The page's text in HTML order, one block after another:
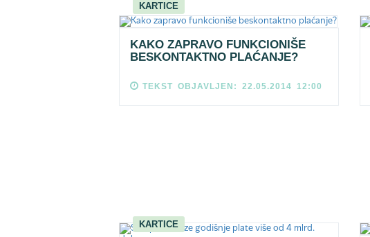
KARTICE
KAKO ZAPRAVO FUNKCIONIŠE
BESKONTAKTNO PLAĆANJE?
TEKST OBJAVLJEN: 22.05.2014 12:00
KARTICE